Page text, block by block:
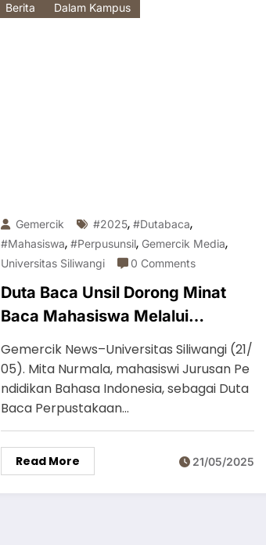
Berita Dalam Kampus
Gemercik #2025, #dutabaca,
#mahasiswa, #perpusunsil, Gemercik Media,
Universitas Siliwangi 0 Comments
Duta Baca Unsil Dorong Minat
Baca Mahasiswa Melalui
Program Literasi
Gemercik News–Universitas Siliwangi (21/
05). Mita Nurmala, mahasiswi Jurusan Pe
ndidikan Bahasa Indonesia, sebagai Duta
Baca Perpustakaan…
Read More 21/05/2025